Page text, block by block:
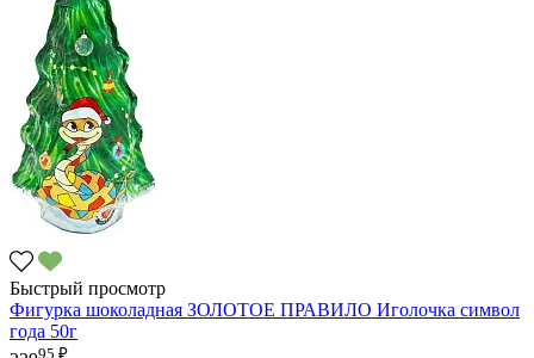
Быстрый просмотр
Фигурка шоколадная ЗОЛОТОЕ ПРАВИЛО Иголочка символ
года 50г
95 ₽